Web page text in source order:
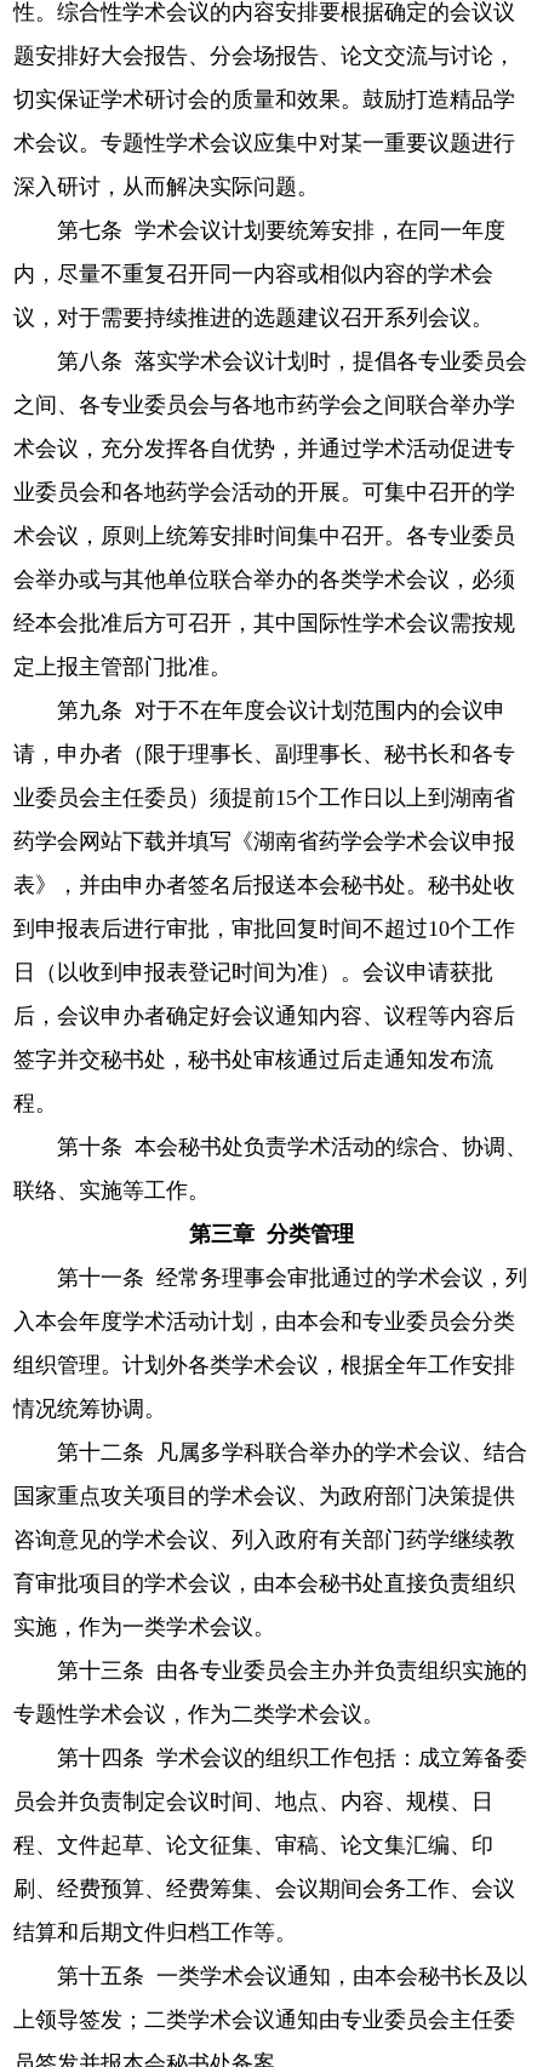
性。综合性学术会议的内容安排要根据确定的会议议
题安排好大会报告、分会场报告、论文交流与讨论，
切实保证学术研讨会的质量和效果。鼓励打造精品学
术会议。专题性学术会议应集中对某一重要议题进行
深入研讨，从而解决实际问题。
第七条 学术会议计划要统筹安排，在同一年度
内，尽量不重复召开同一内容或相似内容的学术会
议，对于需要持续推进的选题建议召开系列会议。
第八条 落实学术会议计划时，提倡各专业委员会
之间、各专业委员会与各地市药学会之间联合举办学
术会议，充分发挥各自优势，并通过学术活动促进专
业委员会和各地药学会活动的开展。可集中召开的学
术会议，原则上统筹安排时间集中召开。各专业委员
会举办或与其他单位联合举办的各类学术会议，必须
经本会批准后方可召开，其中国际性学术会议需按规
定上报主管部门批准。
第九条 对于不在年度会议计划范围内的会议申
请，申办者（限于理事长、副理事长、秘书长和各专
业委员会主任委员）须提前15个工作日以上到湖南省
药学会网站下载并填写《湖南省药学会学术会议申报
表》，并由申办者签名后报送本会秘书处。秘书处收
到申报表后进行审批，审批回复时间不超过10个工作
日（以收到申报表登记时间为准）。会议申请获批
后，会议申办者确定好会议通知内容、议程等内容后
签字并交秘书处，秘书处审核通过后走通知发布流
程。
第十条 本会秘书处负责学术活动的综合、协调、
联络、实施等工作。
第三章 分类管理
第十一条 经常务理事会审批通过的学术会议，列
入本会年度学术活动计划，由本会和专业委员会分类
组织管理。计划外各类学术会议，根据全年工作安排
情况统筹协调。
第十二条 凡属多学科联合举办的学术会议、结合
国家重点攻关项目的学术会议、为政府部门决策提供
咨询意见的学术会议、列入政府有关部门药学继续教
育审批项目的学术会议，由本会秘书处直接负责组织
实施，作为一类学术会议。
第十三条 由各专业委员会主办并负责组织实施的
专题性学术会议，作为二类学术会议。
第十四条 学术会议的组织工作包括：成立筹备委
员会并负责制定会议时间、地点、内容、规模、日
程、文件起草、论文征集、审稿、论文集汇编、印
刷、经费预算、经费筹集、会议期间会务工作、会议
结算和后期文件归档工作等。
第十五条 一类学术会议通知，由本会秘书长及以
上领导签发；二类学术会议通知由专业委员会主任委